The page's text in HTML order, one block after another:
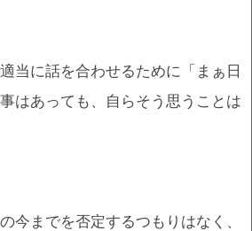
当に話を合わせるために「まぁ日
はあっても、自らそう思うことは
今までを否定するつもりはなく、